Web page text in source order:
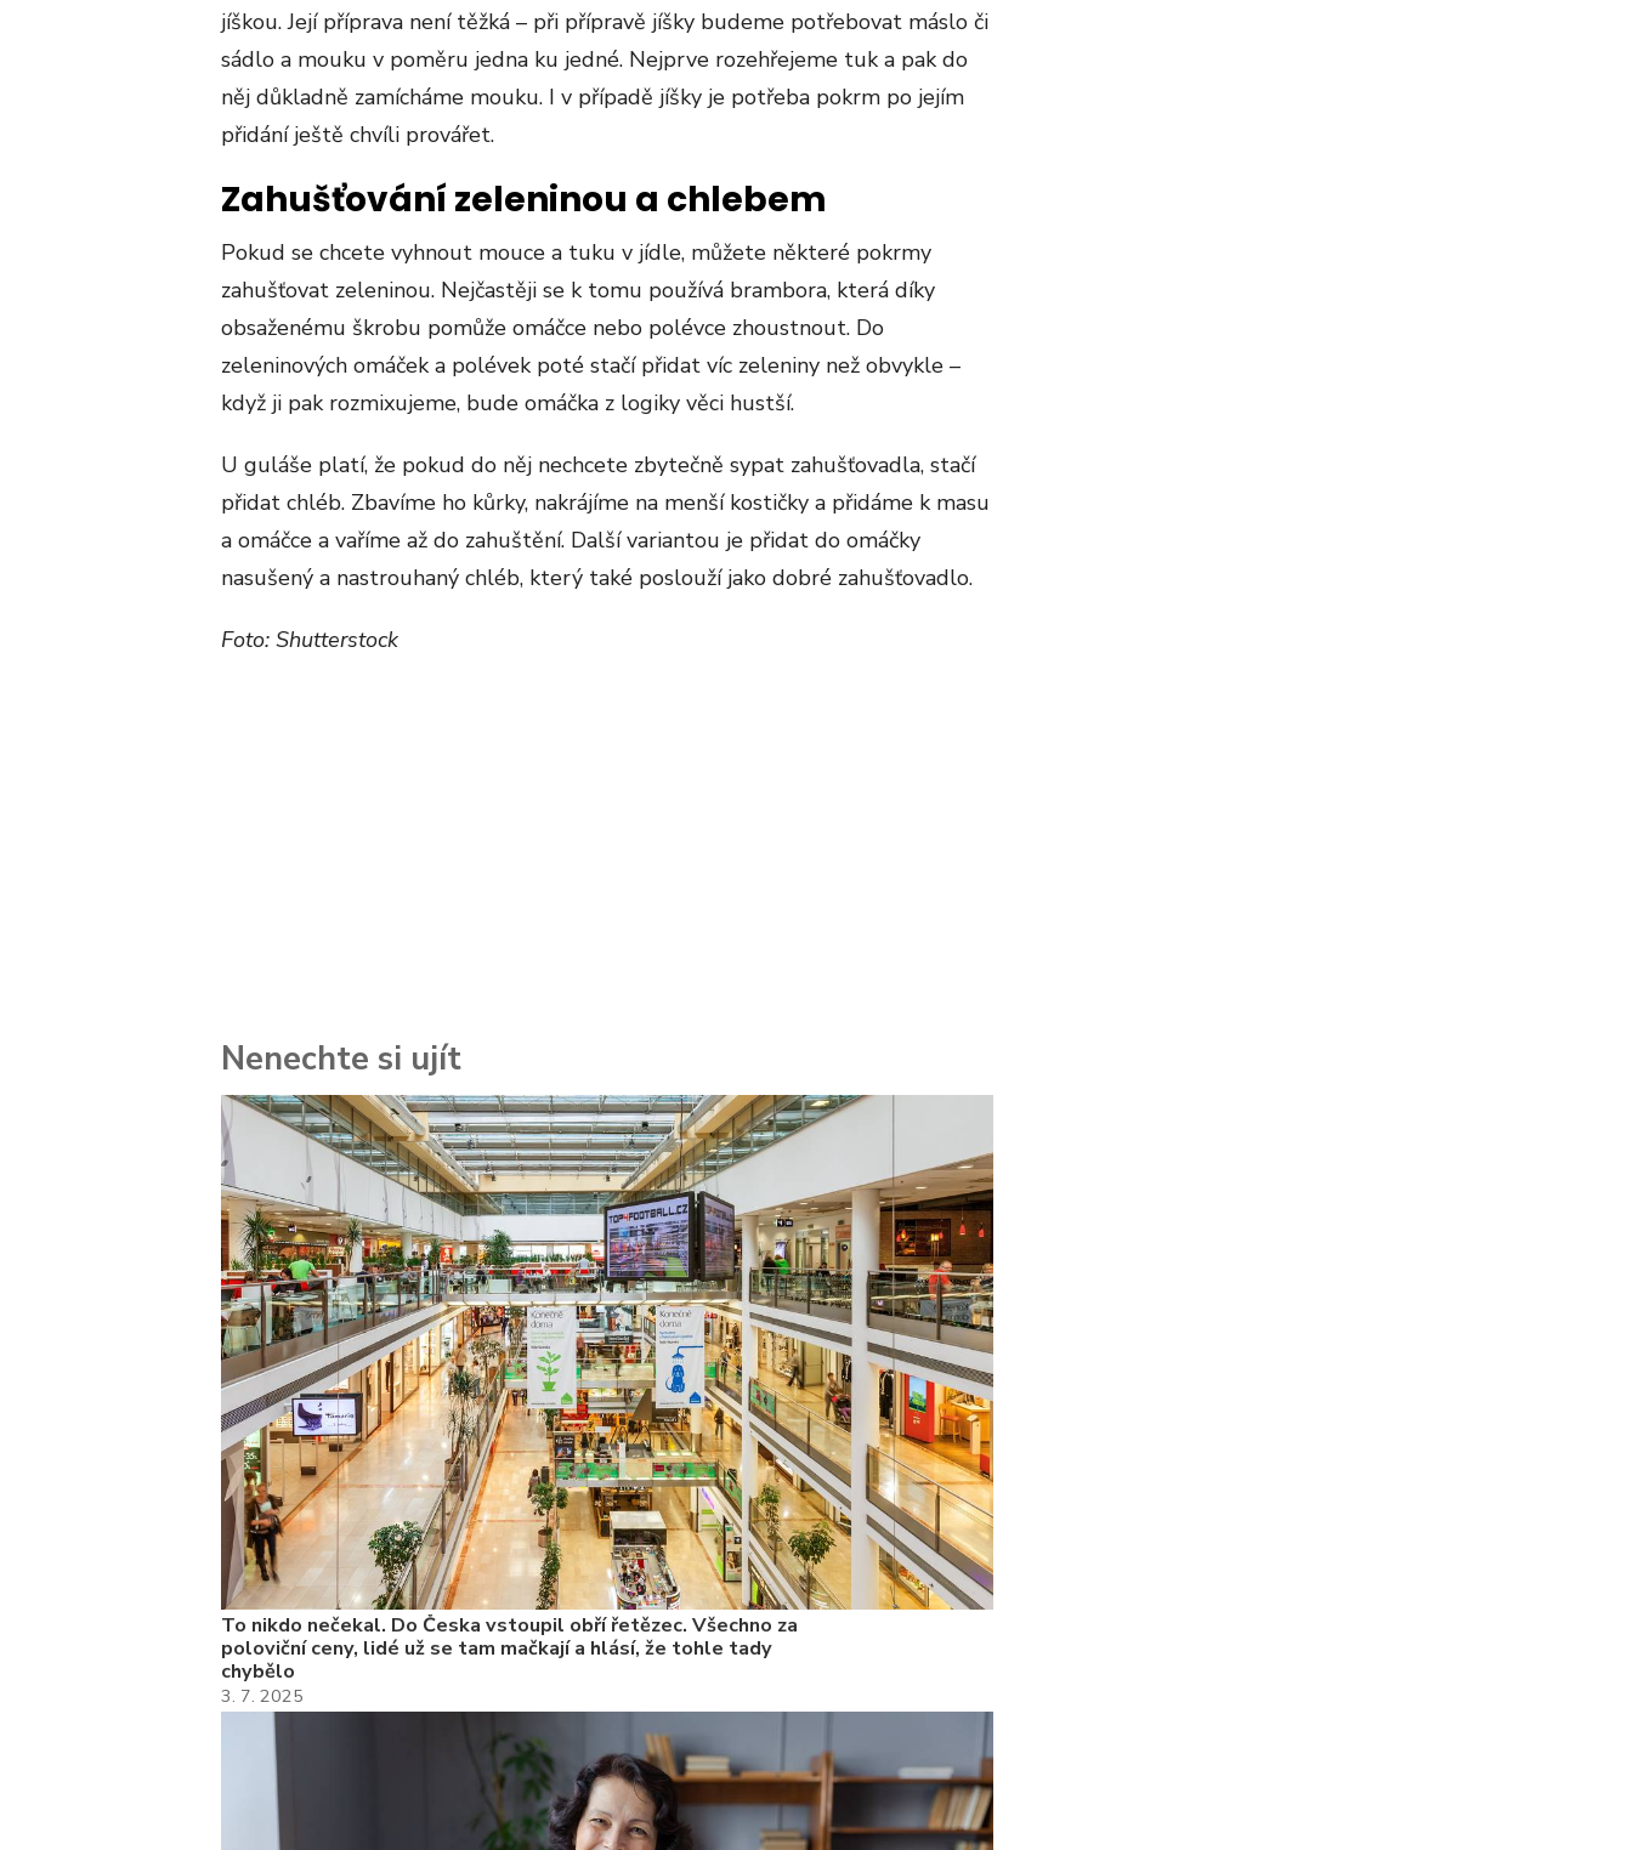
jíškou. Její příprava není těžká – při přípravě jíšky budeme potřebovat máslo či
sádlo a mouku v poměru jedna ku jedné. Nejprve rozehřejeme tuk a pak do
něj důkladně zamícháme mouku. I v případě jíšky je potřeba pokrm po jejím
přidání ještě chvíli provářet.
Zahušťování zeleninou a chlebem
Pokud se chcete vyhnout mouce a tuku v jídle, můžete některé pokrmy
zahušťovat zeleninou. Nejčastěji se k tomu používá brambora, která díky
obsaženému škrobu pomůže omáčce nebo polévce zhoustnout. Do
zeleninových omáček a polévek poté stačí přidat víc zeleniny než obvykle –
když ji pak rozmixujeme, bude omáčka z logiky věci hustší.
U guláše platí, že pokud do něj nechcete zbytečně sypat zahušťovadla, stačí
přidat chléb. Zbavíme ho kůrky, nakrájíme na menší kostičky a přidáme k masu
a omáčce a vaříme až do zahuštění. Další variantou je přidat do omáčky
nasušený a nastrouhaný chléb, který také poslouží jako dobré zahušťovadlo.
Foto: Shutterstock
Nenechte si ujít
To nikdo nečekal. Do Česka vstoupil obří řetězec. Všechno za
poloviční ceny, lidé už se tam mačkají a hlásí, že tohle tady
chybělo
3. 7. 2025